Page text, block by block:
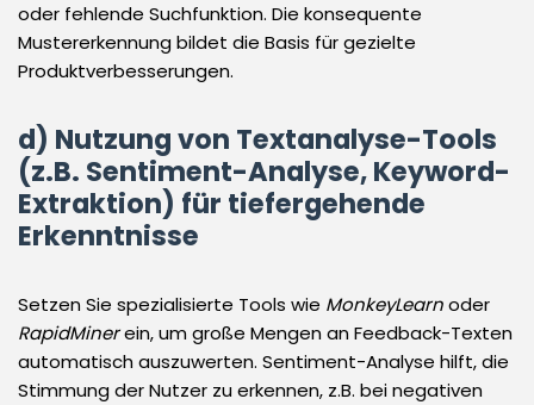
oder fehlende Suchfunktion. Die konsequente
Mustererkennung bildet die Basis für gezielte
Produktverbesserungen.
d) Nutzung von Textanalyse-Tools
(z.B. Sentiment-Analyse, Keyword-
Extraktion) für tiefergehende
Erkenntnisse
Setzen Sie spezialisierte Tools wie MonkeyLearnoder
RapidMinerein, um große Mengen an Feedback-Texten
automatisch auszuwerten. Sentiment-Analyse hilft, die
Stimmung der Nutzer zu erkennen, z.B. bei negativen